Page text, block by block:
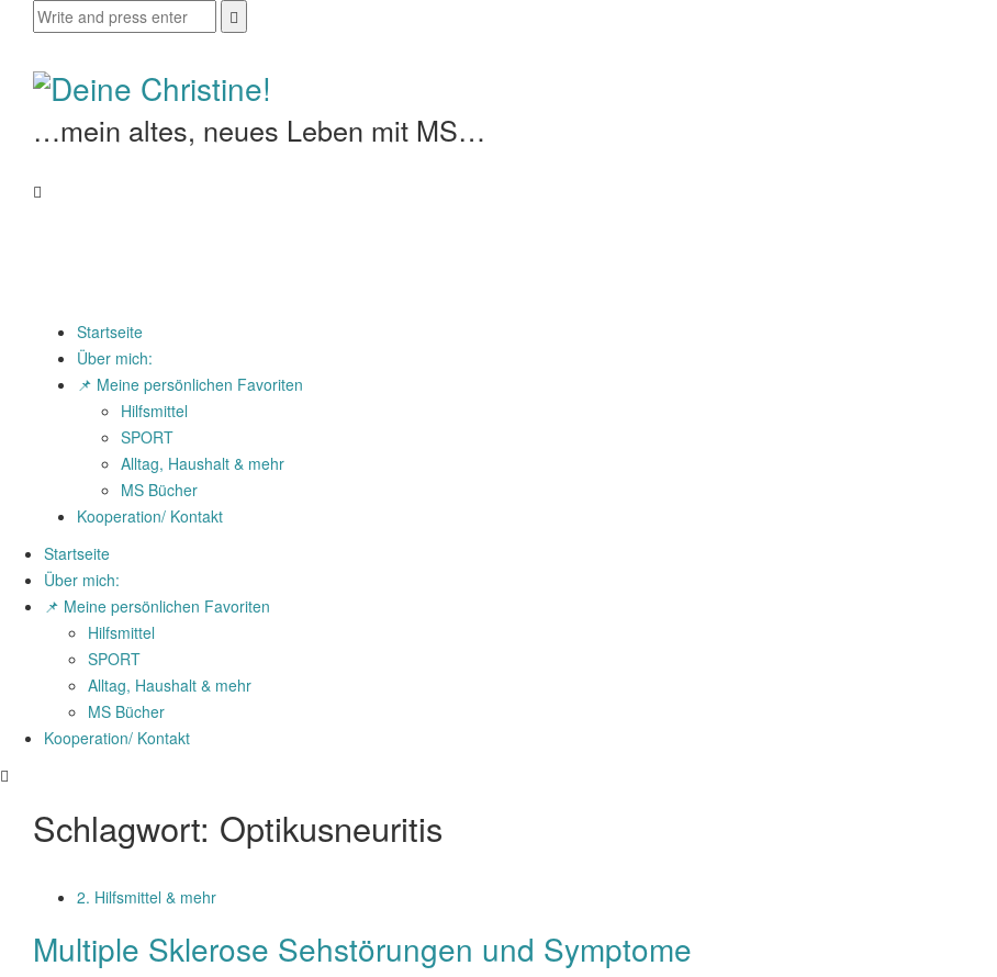
…mein altes, neues Leben mit MS…
Startseite
Über mich:
📌 Meine persönlichen Favoriten
Hilfsmittel
SPORT
Alltag, Haushalt & mehr
MS Bücher
Kooperation/ Kontakt
Startseite
Über mich:
📌 Meine persönlichen Favoriten
Hilfsmittel
SPORT
Alltag, Haushalt & mehr
MS Bücher
Kooperation/ Kontakt
Schlagwort: Optikusneuritis
2. Hilfsmittel & mehr
Multiple Sklerose Sehstörungen und Symptome